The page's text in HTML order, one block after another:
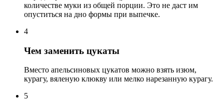
количестве муки из общей порции. Это не даст им
опуститься на дно формы при выпечке.
4
Чем заменить цукаты
Вместо апельсиновых цукатов можно взять изюм,
курагу, вяленую клюкву или мелко нарезанную курагу.
5